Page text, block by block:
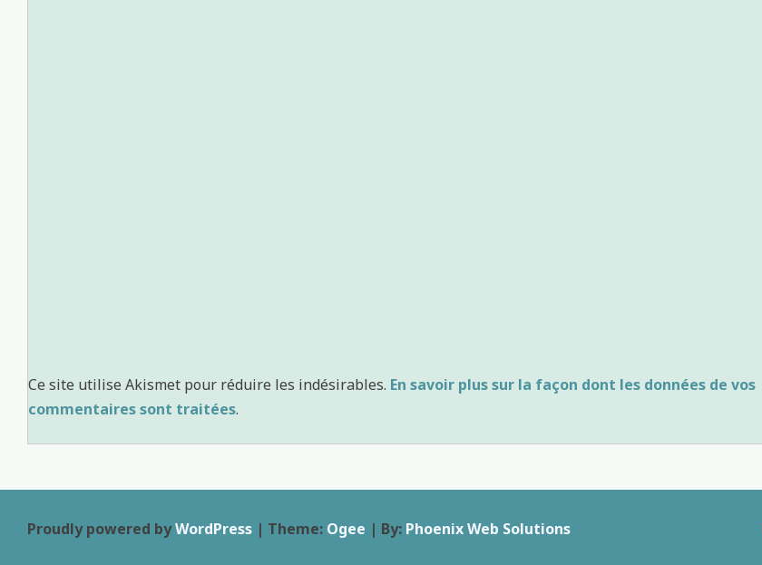
Ce site utilise Akismet pour réduire les indésirables. En savoir plus sur la façon dont les données de vos
commentaires sont traitées.
Proudly powered byWordPress | Theme: Ogee | By: Phoenix Web Solutions